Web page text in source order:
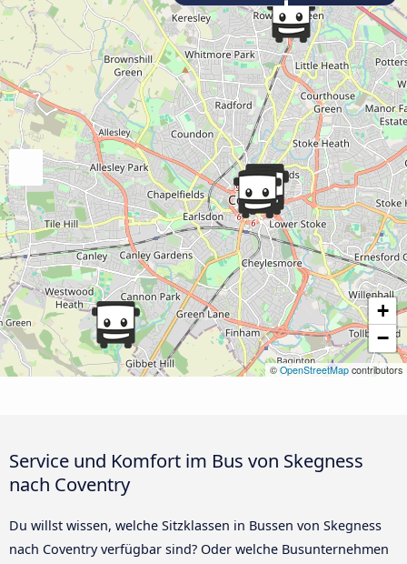
+
−
© OpenStreetMap contributors
Service und Komfort im Bus von Skegness
nach Coventry
Du willst wissen, welche Sitzklassen in Bussen von Skegness
nach Coventry verfügbar sind? Oder welche Busunternehmen